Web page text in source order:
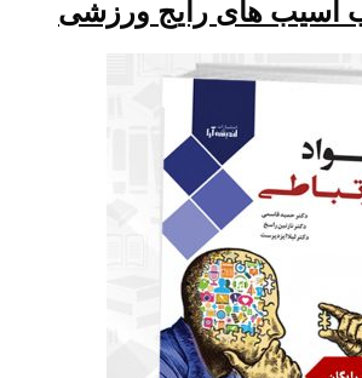
آسیب های رایج ورزشی